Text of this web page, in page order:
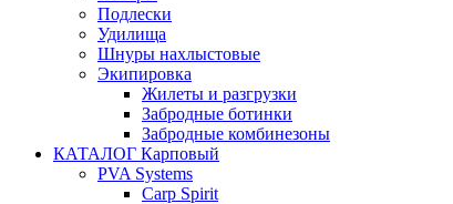
Подлески
Удилища
Шнуры нахлыстовые
Экипировка
Жилеты и разгрузки
Забродные ботинки
Забродные комбинезоны
КАТАЛОГ Карповый
PVA Systems
Carp Spirit